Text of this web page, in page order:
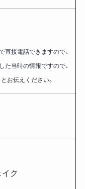
接電話できますので、
た当時の情報ですので、
お伝えください。
イク